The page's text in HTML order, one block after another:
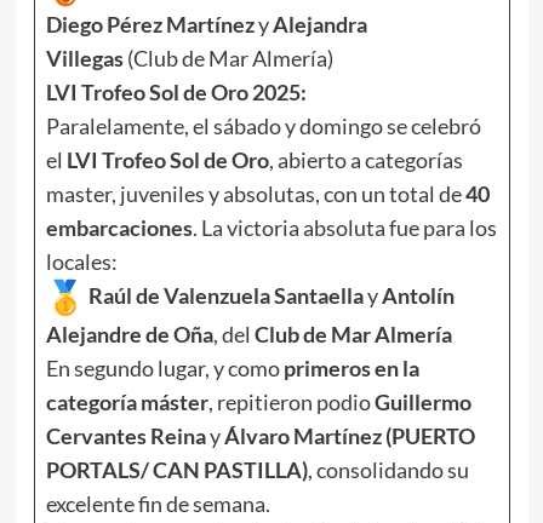
Diego Pérez MartínezyAlejandra
Villegas(Club de Mar Almería)
LVI Trofeo Sol de Oro 2025:
Paralelamente, el sábado y domingo se celebró
el LVI Trofeo Sol de Oro, abierto a categorías
master, juveniles y absolutas, con un total de40
embarcaciones. La victoria absoluta fue para los
locales:
Raúl de Valenzuela SantaellayAntolín
Alejandre de Oña, del Club de Mar Almería
En segundo lugar, y comoprimeros en la
categoría máster, repitieron podioGuillermo
Cervantes ReinayÁlvaro Martínez (PUERTO
PORTALS/ CAN PASTILLA), consolidando su
excelente fin de semana.